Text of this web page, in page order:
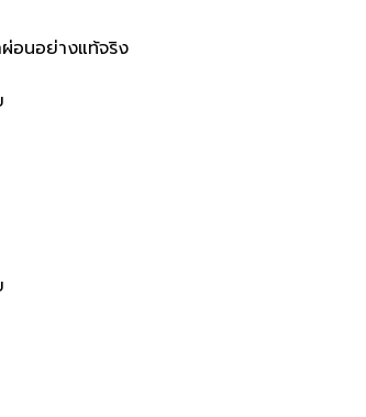
อนอย่างแท้จริง